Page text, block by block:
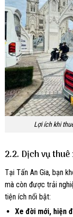
Lợi ích khi
2.2. Dịch vụ
Tại Tấn An Gia, bạn
mà còn được trải
tiện ích nổi bật:
Xe đời mới, hiện